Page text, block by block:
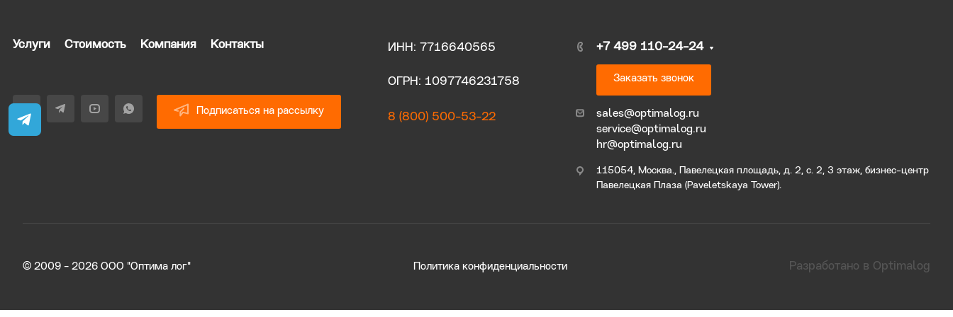
Услуги Стоимость Компания Контакты
Подписаться на рассылку
ИНН: 7716640565
ОГРН: 1097746231758
8 (800) 500-53-22
+7 499 110-24-24
Заказать звонок
sales@optimalog.ru
service@optimalog.ru
hr@optimalog.ru
115054, Москва., Павелецкая площадь, д. 2, с. 2, 3 этаж, бизнес-центр
Павелецкая Плаза (Paveletskaya Tower).
© 2009 - 2026 ООО "Оптима лог" Политика конфиденциальности Разработано в Optimalog